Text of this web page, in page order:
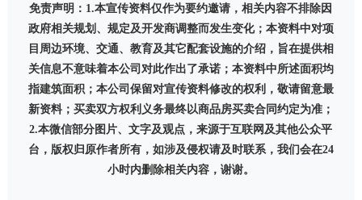
免责声明： 1.本宣传资料仅作为要约邀请，相关内容不排除因
政府相关规划、规定及开发商调整而发生变化；本资料中对项
目周边环境、交通、教育及其它配套设施的介绍，旨在提供相
关信息不意味着本公司对此作出了承诺；本资料中所述面积均
指建筑面积；本公司保留对宣传资料修改的权利，敬请留意最
新资料；买卖双方权利义务最终以商品房买卖合同约定为准；
2.本微信部分图片、文字及观点，来源于互联网及其他公众平
台，版权归原作者所有，如涉及侵权请及时联系，我们会在24
小时内删除相关内容，谢谢。